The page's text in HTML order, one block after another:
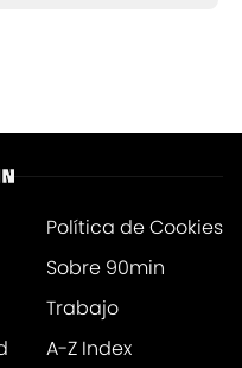
Política de Cookies
Sobre 90min
Trabajo
A-Z Index